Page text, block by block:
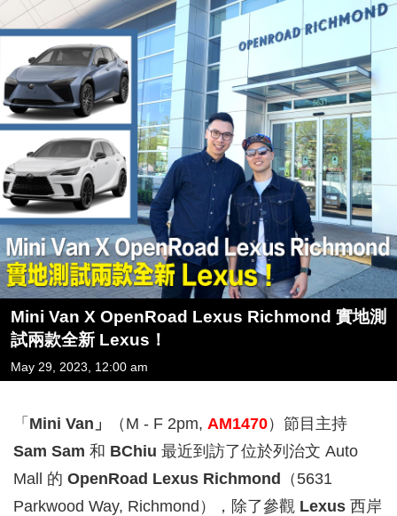
Mini Van X OpenRoad Lexus Richmond 實地測
試兩款全新 Lexus！
May 29, 2023, 12:00 am
「 Mini Van」 （M - F 2pm, AM1470）節目主持
Sam Sam 和 BChiu 最近到訪了位於列治文 Auto
Mall 的 OpenRoad Lexus Richmond （5631
Parkwood Way, Richmond），除了參觀 Lexus 西岸